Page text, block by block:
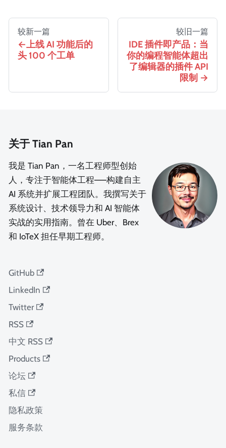
较新一篇
上线 AI 功能后的
头 100 个工单
较旧一篇
IDE 插件即产品：当
你的编程智能体超出
了编辑器的插件 API
限制
关于 Tian Pan
我是 Tian Pan，一名工程师型创始
人，专注于智能体工程——构建自主
AI 系统并扩展工程团队。我撰写关于
系统设计、技术领导力和 AI 智能体
实战的实用指南。曾在 Uber、Brex
和 IoTeX 担任早期工程师。
GitHub
LinkedIn
Twitter
RSS
中文 RSS
Products
论坛
私信
隐私政策
服务条款